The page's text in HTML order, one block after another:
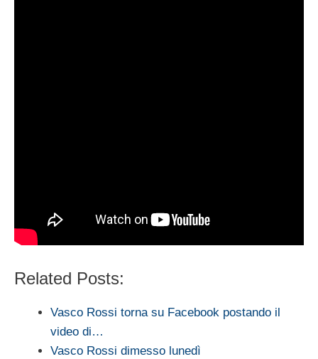
Related Posts:
Vasco Rossi torna su Facebook postando il
video di…
Vasco Rossi dimesso lunedì